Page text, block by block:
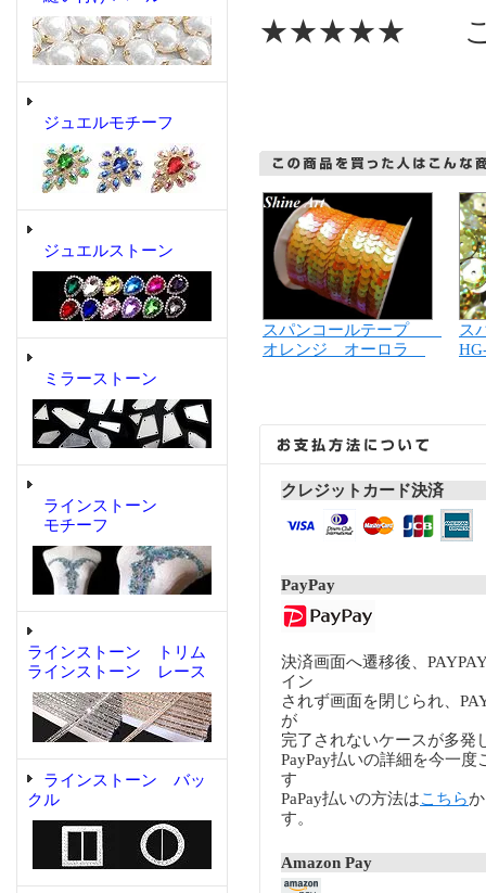
ジュエルモチーフ
ジュエルストーン
ミラーストーン
ラインストーン
モチーフ
ラインストーン トリム
ラインストーン レース
ラインストーン バッ
クル
★★★★★ こ
スパンコールテープ
オレンジ オーロラ
ス
クレジットカード決済
PayPay
決済画面へ遷移後、
イン
されず画面を閉じられ、
が
完了されないケースが多発
PayPay払いの詳細を今一度
す
PaPay払いの方法はこちら
す。
Amazon Pay